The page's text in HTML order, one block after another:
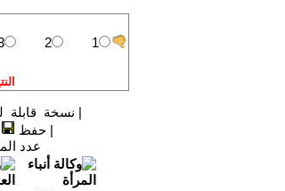
| نسخة قابلة
|حفظ
عدد